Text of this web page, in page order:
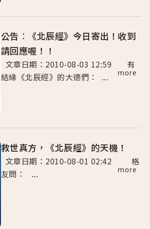
公告︰《北辰經》今日寄出！收到
請回應喔！！
文章日期：2010-08-03 12:59 有
結緣《北辰經》的大德們： ...
more
救世真方，《北辰經》的天機！
文章日期：2010-08-01 02:42 格
友問： ...
more